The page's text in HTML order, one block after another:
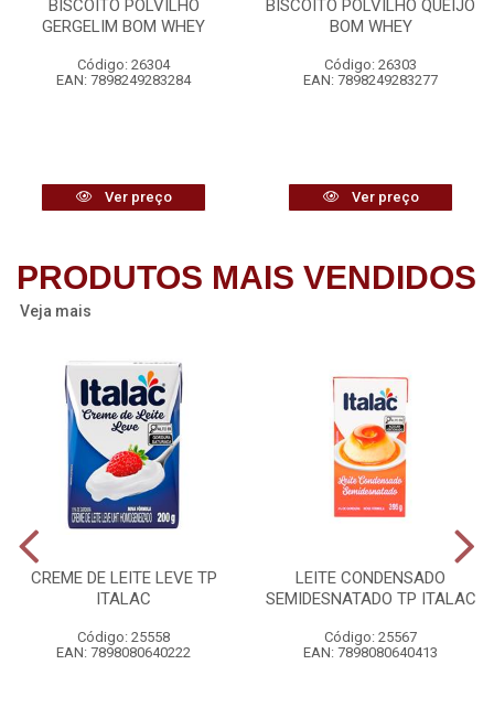
BISCOITO POLVILHO
GERGELIM BOM WHEY
Código: 26304
EAN: 7898249283284
Ver preço
BISCOITO POLVILHO QUEIJO
BOM WHEY
Código: 26303
EAN: 7898249283277
Ver preço
PRODUTOS MAIS VENDIDOS
Veja mais
CREME DE LEITE LEVE TP
ITALAC
Código: 25558
EAN: 7898080640222
LEITE CONDENSADO
SEMIDESNATADO TP ITALAC
Código: 25567
EAN: 7898080640413